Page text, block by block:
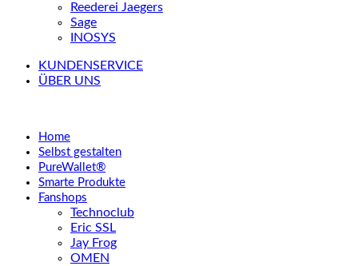
Reederei Jaegers
Sage
INOSYS
KUNDENSERVICE
ÜBER UNS
Home
Selbst gestalten
PureWallet®
Smarte Produkte
Fanshops
Technoclub
Eric SSL
Jay Frog
OMEN